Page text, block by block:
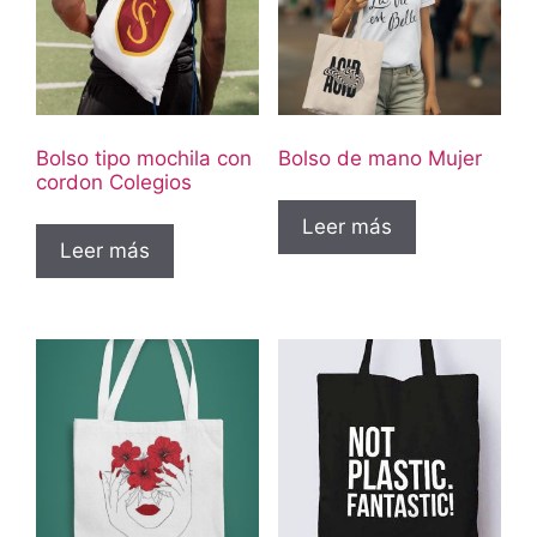
Bolso tipo mochila con
cordon Colegios
Leer más
Bolso de mano Mujer
Leer más